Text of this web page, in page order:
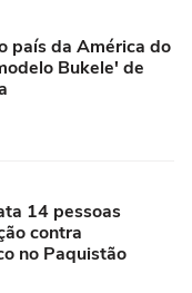
país da América do
Bukele' de
14 pessoas
contra
no Paquistão